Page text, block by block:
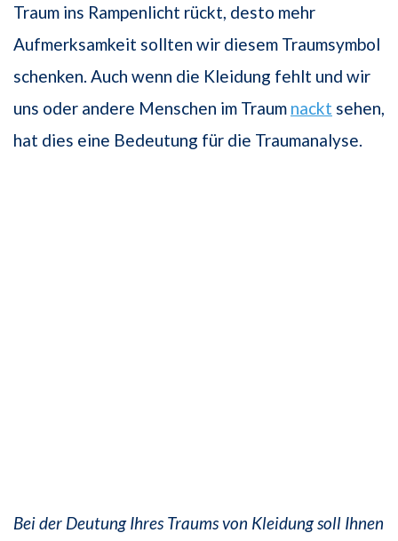
Traum ins Rampenlicht rückt, desto mehr
Aufmerksamkeit sollten wir diesem Traumsymbol
schenken. Auch wenn die Kleidung fehlt und wir
uns oder andere Menschen im Traum nackt sehen,
hat dies eine Bedeutung für die Traumanalyse.
Bei der Deutung Ihres Traums von Kleidung soll Ihnen